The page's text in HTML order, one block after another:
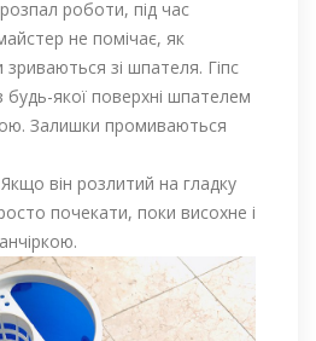
розпал роботи, під час
не помічає, як
зриваються зі шпателя. Гіпс
будь-якої поверхні шпателем
Залишки промиваються
він розлитий на гладку
почекати, поки висохне і